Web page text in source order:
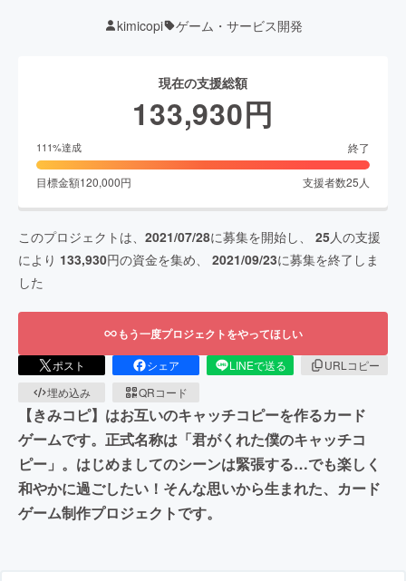
kimicopi ゲーム・サービス開発
現在の支援総額
133,930円
111%達成 終了
目標金額120,000円 支援者数25 人
このプロジェクトは、 2021/07/28に募集を開始し、 25人の支援
により 133,930円の資金を集め、 2021/09/23に募集を終了しま
した
もう一度プロジェクトをやってほしい
ポスト シェア LINEで送る
URLコピー
埋め込み
QRコード
【きみコピ】はお互いのキャッチコピーを作るカード
ゲームです。正式名称は「君がくれた僕のキャッチコ
ピー」。はじめましてのシーンは緊張する…でも楽しく
和やかに過ごしたい！そんな思いから生まれた、カード
ゲーム制作プロジェクトです。